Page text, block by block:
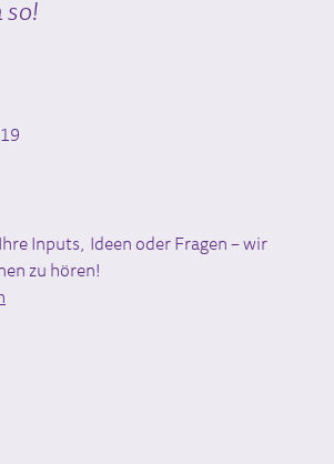
so!
Inputs, Ideen oder Fragen – wir
zu hören!